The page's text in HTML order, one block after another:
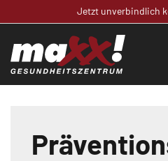
Jetzt unverbindlich